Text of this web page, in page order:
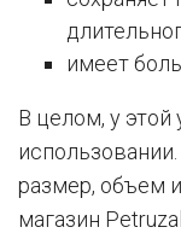
имеет
В целом, у этой
размер, объем
магазин